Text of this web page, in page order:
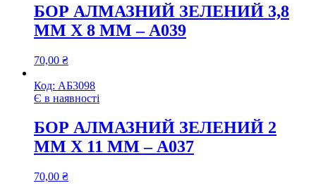
БОР АЛМАЗНИЙ ЗЕЛЕНИЙ 3,8
ММ Х 8 ММ – А039
70,00 ₴
Код: АБ3098
Є в наявності
БОР АЛМАЗНИЙ ЗЕЛЕНИЙ 2
ММ Х 11 ММ – А037
70,00 ₴